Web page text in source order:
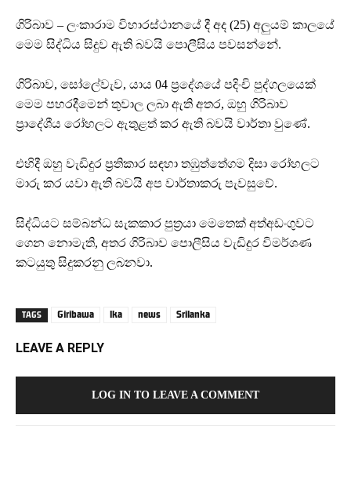
ගිරිබාව – ලංකාරාම විහාරස්ථානයේ දී අද (25) අලුයම් කාලයේ
මෙම සිද්ධිය සිදුව ඇති බවයි පොලීසිය පවසන්නේ.
ගිරිබාව, සෝලේවැව, යාය 04 ප්‍රදේශයේ පදිංචි පුද්ගලයෙක්
මෙම පහරදීමෙන් තුවාල ලබා ඇති අතර, ඔහු ගිරිබාව
ප්‍රාදේශීය රෝහලට ඇතුළත් කර ඇති බවයි වාර්තා වුණේ.
එහිදී ඔහු වැඩිදුර ප්‍රතිකාර සඳහා තඹුත්තේගම දිසා රෝහලට
මාරු කර යවා ඇති බවයි අප වාර්තාකරු පැවසුවේ.
සිද්ධියට සම්බන්ධ සැකකාර පුත්‍රයා මෙතෙක් අත්අඩංගුවට
ගෙන නොමැති, අතර ගිරිබාව පොලීසිය වැඩිදුර විමර්ශණ
කටයුතු සිදුකරනු ලබනවා.
TAGS Giribawa lka news Srilanka
LEAVE A REPLY
LOG IN TO LEAVE A COMMENT